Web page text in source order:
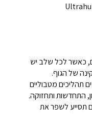
כאשר לכל שלב יש
של הגוף.
תהליכים מטבוליים
התחדשות ותחזוקה.
תסייע לשפר את